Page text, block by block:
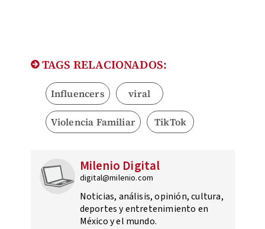
TAGS RELACIONADOS:
Influencers viral
Violencia Familiar TikTok
Milenio Digital
digital@milenio.com
Noticias, análisis, opinión, cultura,
deportes y entretenimiento en
México y el mundo.